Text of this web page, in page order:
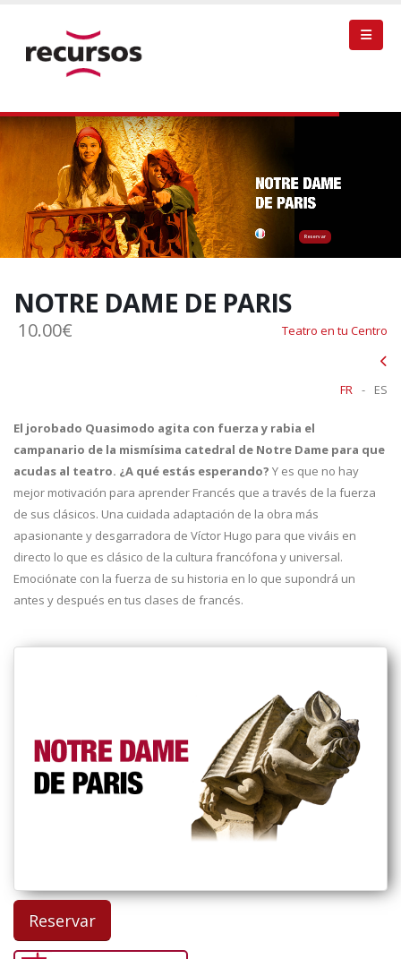
Reservar
NOTRE DAME DE PARIS
10.00€ Teatro en tu Centro
ES
-
FR
El jorobado Quasimodo agita con fuerza y rabia el
campanario de la mismísima catedral de Notre Dame para que
acudas al teatro. ¿A qué estás esperando? Y es que no hay
mejor motivación para aprender Francés que a través de la fuerza
de sus clásicos. Una cuidada adaptación de la obra más
apasionante y desgarradora de Víctor Hugo para que viváis en
directo lo que es clásico de la cultura francófona y universal.
Emociónate con la fuerza de su historia en lo que supondrá un
antes y después en tus clases de francés.
Reservar